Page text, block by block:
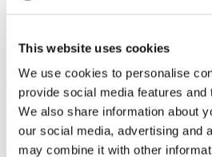
This website uses cookies
We use cookies to personalise
provide social media features and
We also share information about
our social media, advertising and
may combine it with other
Il Senato converte in legge il decreto
Leggi tutto...
Febbraio
2014
Associazione Italiana Confindustria